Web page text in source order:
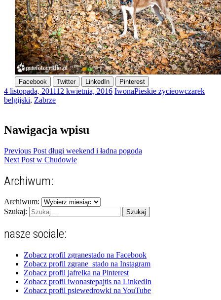
Facebook Twitter LinkedIn Pinterest
4 listopada, 201112 kwietnia, 2016 IwonaPieskie życieowczarek
belgijski, Zabrze
Nawigacja wpisu
Previous Post długi weekend i ładna pogoda
Next Post w Chudowie
Archiwum:
Archiwum:
Szukaj:
nasze sociale:
Zobacz profil zgranestado na Facebook
Zobacz profil zgrane_stado na Instagram
Zobacz profil jafrelka na Pinterest
Zobacz profil iwonastepajtis na LinkedIn
Zobacz profil psiewedrowki na YouTube